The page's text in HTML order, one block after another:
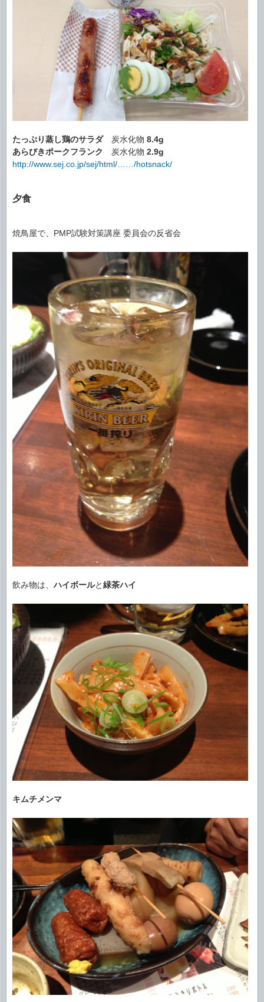
たっぷり蒸し鶏のサラダ炭水化物 8.4g
あらびきポークフランク
炭水化物 2.9g
http://www.sej.co.jp/sej/html/……/hotsnack/
夕食
焼鳥屋で、PMP試験対策講座 委員会の反省会
飲み物は、ハイボールと緑茶ハイ
キムチメンマ